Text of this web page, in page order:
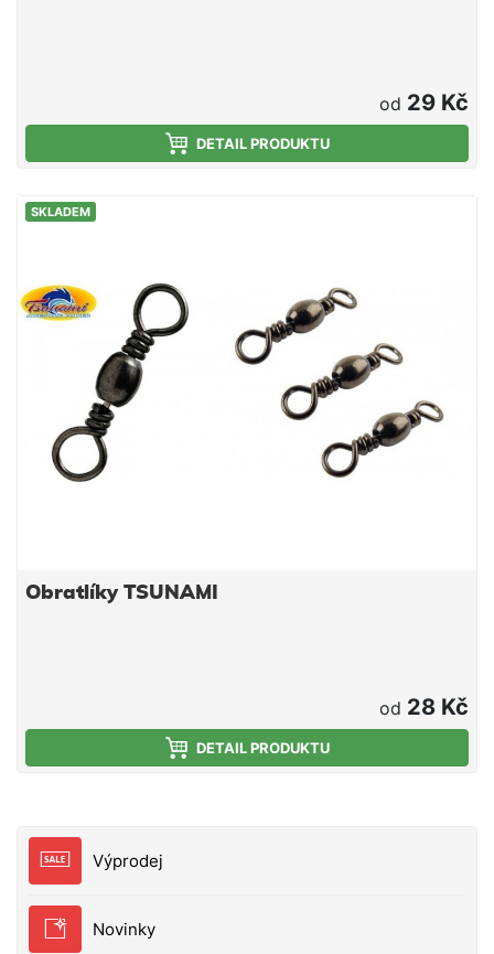
Výprodej
Novinky
od 29 Kč
DETAIL PRODUKTU
SKLADEM
Obratlíky TSUNAMI
od 28 Kč
DETAIL PRODUKTU